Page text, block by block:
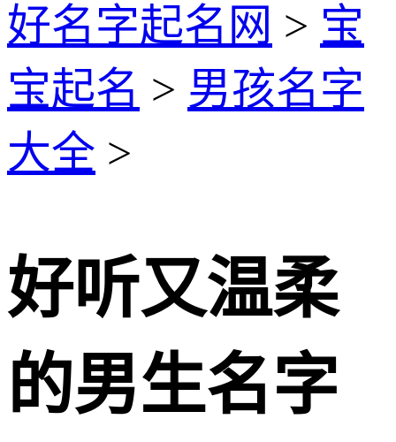
好名字起名网 > 宝
宝起名 > 男孩名字
大全 >
好听又温柔
的男生名字